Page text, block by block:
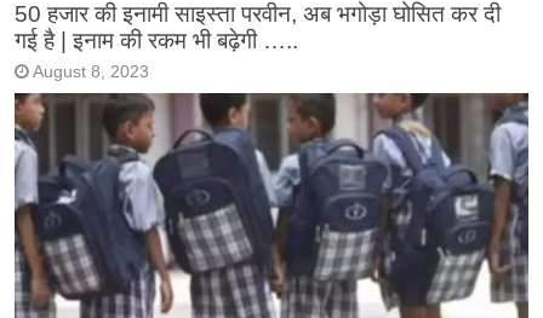
50 हजार की इनामी साइस्ता परवीन, अब भगोड़ा घोसित कर दी
गई है | इनाम की रकम भी बढ़ेगी …..
August 8, 2023